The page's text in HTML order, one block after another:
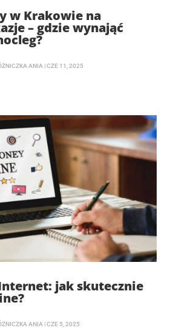
w Krakowie na
– gdzie wynająć
ANIA |CZE 11, 2025
jak skutecznie
ANIA |CZE 5, 2025